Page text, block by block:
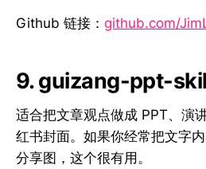
Github 链接： github.com/
9. guizang-ppt-
适合把文章观点做成 PPT、演
红书封面。如果你经常把文字
分享图，这个很有用。